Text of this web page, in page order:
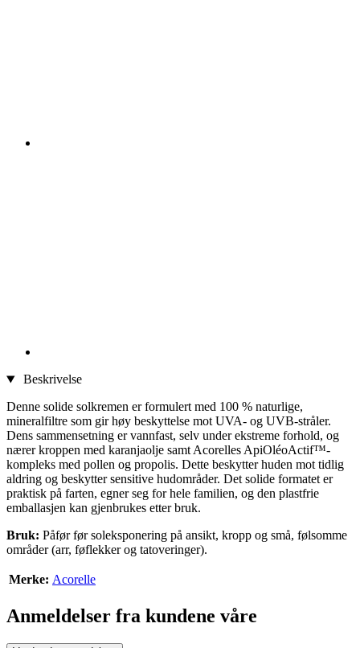
Beskrivelse
Denne solide solkremen er formulert med 100 % naturlige,
mineralfiltre som gir høy beskyttelse mot UVA- og UVB-stråler.
Dens sammensetning er vannfast, selv under ekstreme forhold, og
nærer kroppen med karanjaolje samt Acorelles ApiOléoActif™-
kompleks med pollen og propolis. Dette beskytter huden mot tidlig
aldring og beskytter sensitive hudområder. Det solide formatet er
praktisk på farten, egner seg for hele familien, og den plastfrie
emballasjen kan gjenbrukes etter bruk.
Bruk: Påfør før soleksponering på ansikt, kropp og små, følsomme
områder (arr, føflekker og tatoveringer).
Merke: Acorelle
Anmeldelser fra kundene våre